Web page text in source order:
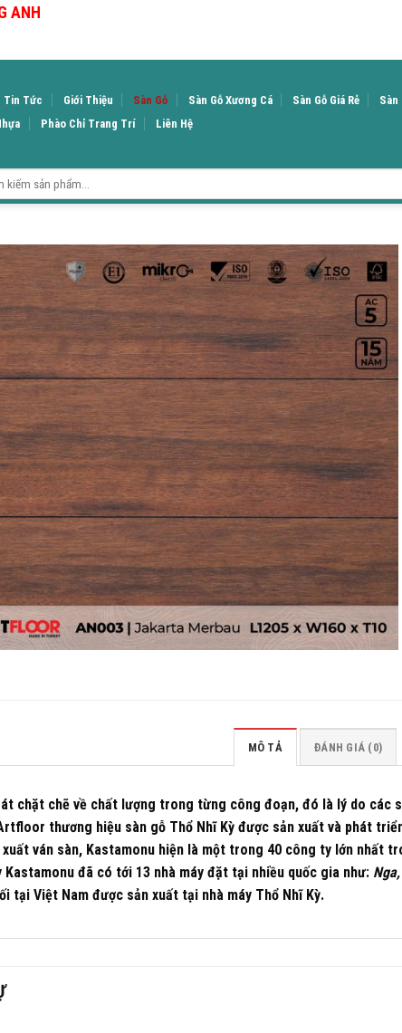
ANH
Tin Tức Giới Thiệu Sàn Gỗ Sàn Gỗ Xương Cá Sàn Gỗ Giá Rẻ Sàn
Phào Chỉ Trang Trí Liên Hệ
MÔ TẢ ĐÁNH GIÁ (0)
chặt chẽ về chất lượng trong từng công đoạn, đó là lý do các
thương hiệu sàn gỗ Thổ Nhĩ Kỳ được sản xuất và phát
ván sàn, Kastamonu hiện là một trong 40 công ty lớn nhất
đã có tới 13 nhà máy đặt tại nhiều quốc gia như:
tại Việt Nam được sản xuất tại nhà máy Thổ Nhĩ Kỳ.